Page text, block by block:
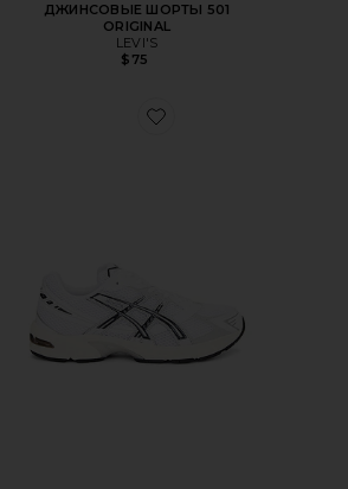
ДЖИНСОВЫЕ ШОРТЫ 501
ORIGINAL
LEVI'S
$75
Favorite КРОССОВКИ GEL-1130